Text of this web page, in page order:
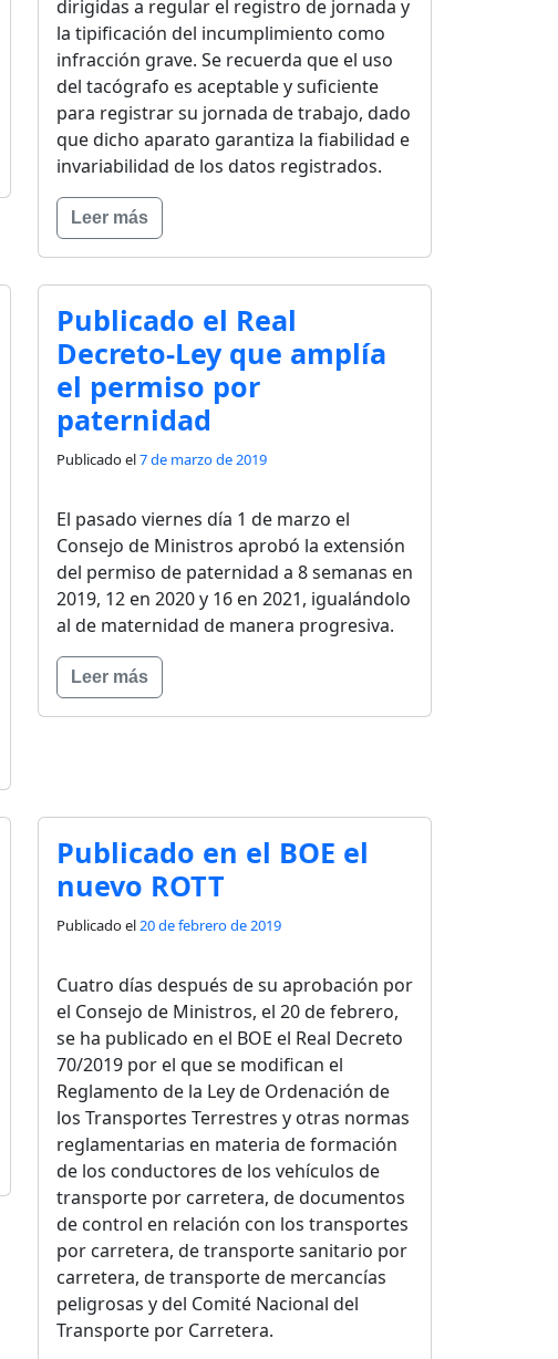
dirigidas a regular el registro de jornada y
la tipificación del incumplimiento como
infracción grave. Se recuerda que el uso
del tacógrafo es aceptable y suficiente
para registrar su jornada de trabajo, dado
que dicho aparato garantiza la fiabilidad e
invariabilidad de los datos registrados.
Leer más
Publicado el Real
Decreto-Ley que amplía
el permiso por
paternidad
Publicado el7 de marzo de 2019
El pasado viernes día 1 de marzo el
Consejo de Ministros aprobó la extensión
del permiso de paternidad a 8 semanas en
2019, 12 en 2020 y 16 en 2021, igualándolo
al de maternidad de manera progresiva.
Leer más
Publicado en el BOE el
nuevo ROTT
Publicado el20 de febrero de 2019
Cuatro días después de su aprobación por
el Consejo de Ministros, el 20 de febrero,
se ha publicado en el BOE el Real Decreto
70/2019 por el que se modifican el
Reglamento de la Ley de Ordenación de
los Transportes Terrestres y otras normas
reglamentarias en materia de formación
de los conductores de los vehículos de
transporte por carretera, de documentos
de control en relación con los transportes
por carretera, de transporte sanitario por
carretera, de transporte de mercancías
peligrosas y del Comité Nacional del
Transporte por Carretera.